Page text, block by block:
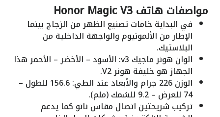
مواصفات هاتف Honor Magic V3
في البداية خامات تصنيع الظهر من الزجاج بينما
الإطار من الألمونيوم والواجهة الداخلية من
البلاستيك.
الوان هونر ماجيك v3: الأسود – الأخضر – الأحمر هذا
الجهاز هو خليفة هونر V2.
الوزن 226 جرام والأبعاد عند الطي: 156.6 للطول –
74 للعرض – 9.2 للسُمك (ملم).
تركيب شريحتين اتصال مقاس نانو كما يدعم